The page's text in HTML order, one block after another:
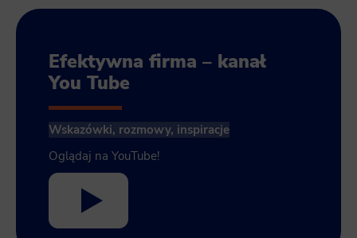
Efektywna firma – kanał
You Tube
Wskazówki, rozmowy, inspiracje
Oglądaj na YouTube!